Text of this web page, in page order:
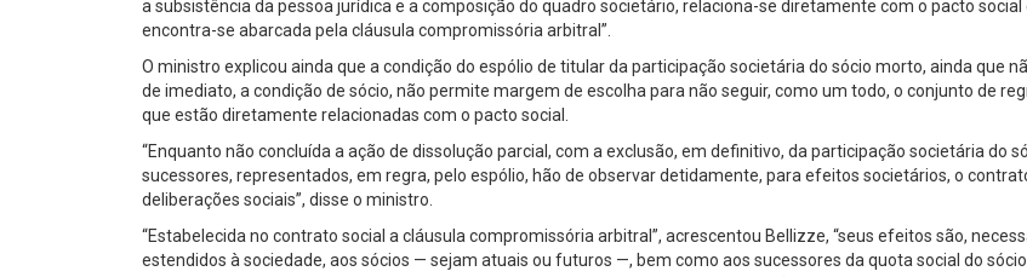
a subsistência da pessoa jurídica e a composição do quadro societário, relaciona-se diretamente com o pacto social
encontra-se abarcada pela cláusula compromissória arbitral”.
O ministro explicou ainda que a condição do espólio de titular da participação societária do sócio morto, ainda que
de imediato, a condição de sócio, não permite margem de escolha para não seguir, como um todo, o conjunto de
que estão diretamente relacionadas com o pacto social.
“Enquanto não concluída a ação de dissolução parcial, com a exclusão, em definitivo, da participação societária do
sucessores, representados, em regra, pelo espólio, hão de observar detidamente, para efeitos societários, o
deliberações sociais”, disse o ministro.
“Estabelecida no contrato social a cláusula compromissória arbitral”, acrescentou Bellizze, “seus efeitos são,
estendidos à sociedade, aos sócios — sejam atuais ou futuros —, bem como aos sucessores da quota social do